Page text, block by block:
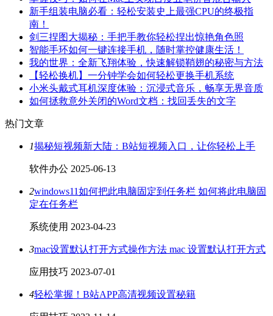
新手组装电脑必看：轻松安装史上最强CPU的终极指
南！
剑三捏图大揭秘：手把手教你轻松捏出惊艳角色照
智能手环如何一键连接手机，随时掌控健康生活！
我的世界：全新飞翔体验，快速解锁鞘翅的秘密与方法
【轻松换机】一分钟学会如何轻松更换手机系统
小米头戴式耳机深度体验：沉浸式音乐，畅享无界音质
如何拯救意外关闭的Word文档：找回丢失的文字
热门文章
1揭秘短视频新大陆：B站短视频入口，让你轻松上手
软件办公 2025-06-13
2windows11如何把此电脑固定到任务栏 如何将此电脑固
定在任务栏
系统使用 2023-04-23
3mac设置默认打开方式操作方法 mac 设置默认打开方式
应用技巧 2023-07-01
4轻松掌握！B站APP高清视频设置秘籍